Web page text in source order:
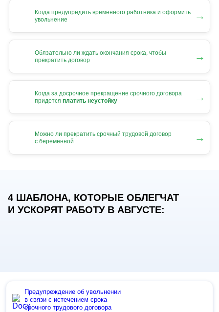
Когда предупредить временного работника и оформить
увольнение
→
Обязательно ли ждать окончания срока, чтобы
прекратить договор
→
Когда за досрочное прекращение срочного договора
придется платить неустойку →
Можно ли прекратить срочный трудовой договор
с беременной
→
4 ШАБЛОНА, КОТОРЫЕ ОБЛЕГЧАТ
И УСКОРЯТ РАБОТУ В АВГУСТЕ:
Предупреждение об увольнении
в связи с истечением срока
срочного трудового договора